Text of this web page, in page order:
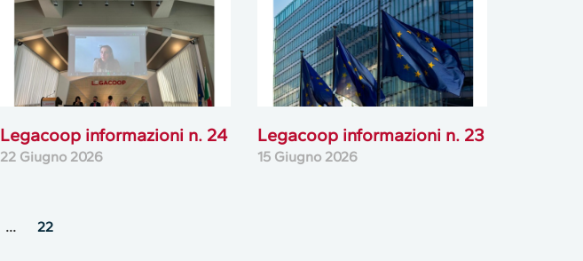
Legacoop informazioni n. 24
22 Giugno 2026
Legacoop informazioni n. 23
15 Giugno 2026
… 22